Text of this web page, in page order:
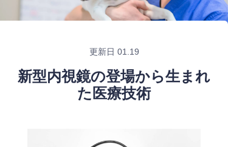
更新日 01.19
新型内視鏡の登場から生まれ
た医療技術